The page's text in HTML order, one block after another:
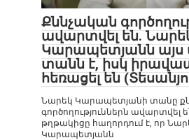
Քննչական
ավարտվել են.
Կարապետյանն այս
տանն է, իսկ
հեռացել են
Նարեկ Կարապետյանի տանը
գործողություններն ավարտվել
թղթակիցը հաղորդում է, որ
Կարապետյանն